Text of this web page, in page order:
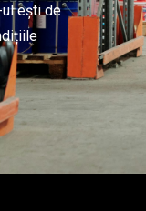
ești de